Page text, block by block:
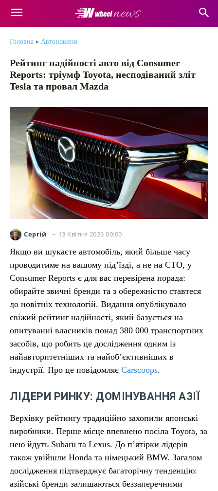
Головна » Автоновини
Рейтинг надійності авто від Consumer
Reports: тріумф Toyota, несподіваний зліт
Tesla та провал Mazda
Сергій 13 Квітня 2026 00:00
Якщо ви шукаєте автомобіль, який більше часу
проводитиме на вашому під’їзді, а не на СТО, у
Consumer Reports є для вас перевірена порада:
обирайте звичні бренди та з обережністю ставтеся
до новітніх технологій. Видання опублікувало
свіжий рейтинг надійності, який базується на
опитуванні власників понад 380 000 транспортних
засобів, що робить це дослідження одним із
найавторитетніших та найоб’єктивніших в
індустрії. Про це повідомляє Carscoops.
ЛІДЕРИ РИНКУ: ДОМІНУВАННЯ АЗІЇ
Верхівку рейтингу традиційно захопили японські
виробники. Перше місце впевнено посіла Toyota, за
нею йдуть Subaru та Lexus. До п’ятірки лідерів
також увійшли Honda та німецький BMW. Загалом
дослідження підтверджує багаторічну тенденцію:
азійські бренди залишаються беззаперечними